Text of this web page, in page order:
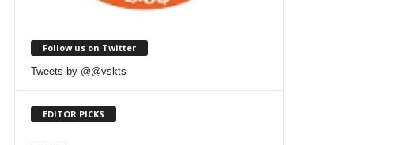
Follow us on Twitter
Tweets by @@vskts
EDITOR PICKS